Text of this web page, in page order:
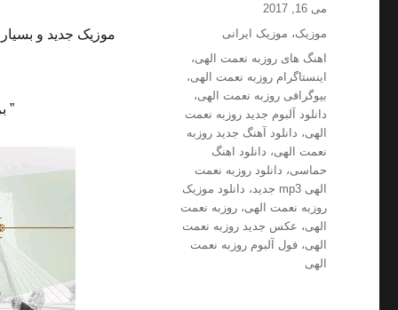
موزیک جدید و
”
ارسال
شده
می 16, 2017
دسته‌ها
موزیک، موزیک ایرانی
برچسب‌ها
اهنگ های روزبه نعمت الهی،
اینستاگرام روزبه نعمت الهی،
بیوگرافی روزبه نعمت الهی،
دانلود آلبوم جدید روزبه نعمت
الهی، دانلود آهنگ جدید روزبه
نعمت الهی، دانلود اهنگ
حماسی، دانلود روزبه نعمت
الهی mp3 جدید
، دانلود موزیک
روزبه نعمت الهی،روزبه نعمت
الهی، عکس جدید روزبه نعمت
الهی،فول آلبوم روزبه نعمت
الهی